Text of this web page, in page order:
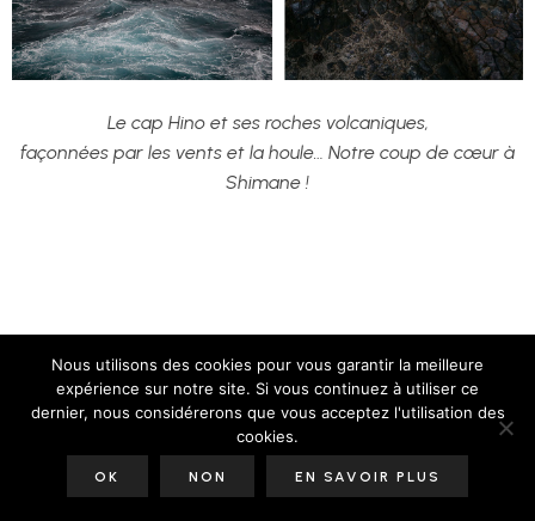
Le cap Hino et ses roches volcaniques,
façonnées par les vents et la houle… Notre coup de cœur à
Shimane !
Nous utilisons des cookies pour vous garantir la meilleure
expérience sur notre site. Si vous continuez à utiliser ce
dernier, nous considérerons que vous acceptez l'utilisation des
cookies.
OK NON EN SAVOIR PLUS